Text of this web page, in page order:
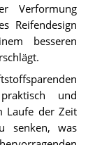
Verformung
Reifendesign
besseren
und
Laufe der Zeit
senken, was